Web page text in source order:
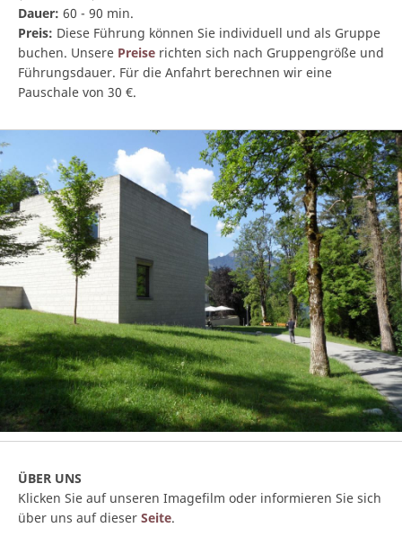
Dauer: 60 - 90 min.
Preis: Diese Führung können Sie individuell und als Gruppe
buchen. Unsere Preise richten sich nach Gruppengröße und
Führungsdauer. Für die Anfahrt berechnen wir eine
Pauschale von 30 €.
ÜBER UNS
Klicken Sie auf unseren Imagefilm oder informieren Sie sich
über uns auf dieser Seite.